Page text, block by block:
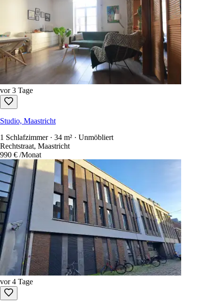
vor 3 Tage
Studio, Maastricht
1 Schlafzimmer · 34 m² · Unmöbliert
Rechtstraat, Maastricht
990 € /Monat
vor 4 Tage